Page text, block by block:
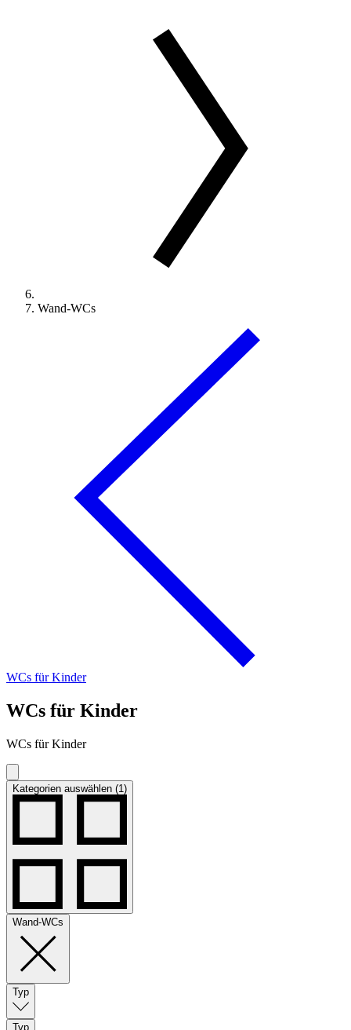
Wand-WCs
WCs für Kinder
WCs für Kinder
WCs für Kinder
Kategorien auswählen (1)
Wand-WCs
Typ
Typ